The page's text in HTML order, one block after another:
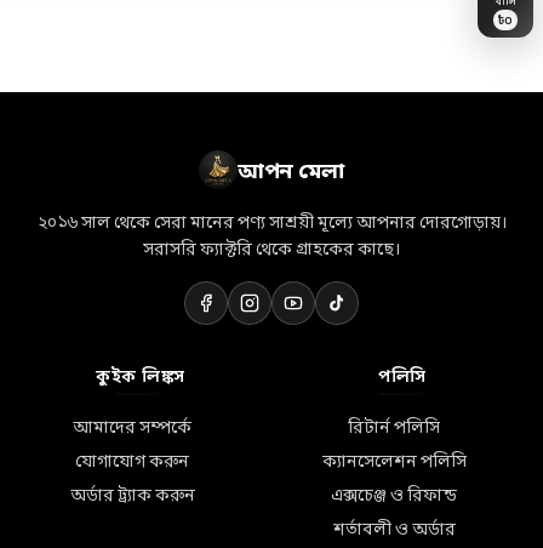
👗
👜
💎
আপন মেলা
২০১৬ সাল থেকে সেরা মানের পণ্য সাশ্রয়ী মূল্যে আপনার দোরগোড়ায়।
সরাসরি ফ্যাক্টরি থেকে গ্রাহকের কাছে।
কুইক লিঙ্কস
আমাদের সম্পর্কে
যোগাযোগ করুন
অর্ডার ট্র্যাক করুন
পলিসি
রিটার্ন পলিসি
ক্যানসেলেশন পলিসি
এক্সচেঞ্জ ও রিফান্ড
শর্তাবলী ও অর্ডার
৳0